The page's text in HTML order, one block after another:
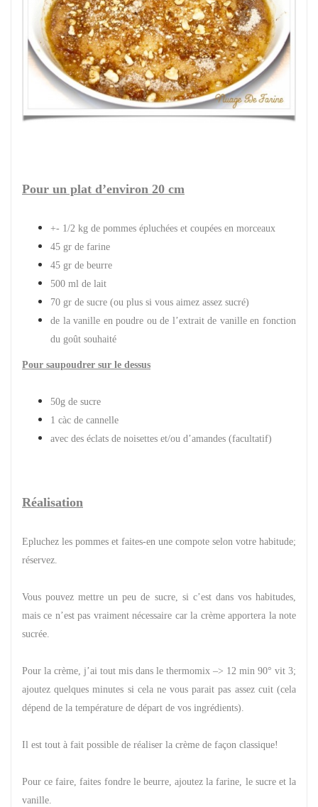
Pour un plat d’environ 20 cm
+- 1/2 kg de pommes épluchées et coupées en morceaux
45 gr de farine
45 gr de beurre
500 ml de lait
70 gr de sucre (ou plus si vous aimez assez sucré)
de la vanille en poudre ou de l’extrait de vanille en fonction
du goût souhaité
Pour saupoudrer sur le dessus
50g de sucre
1 càc de cannelle
avec des éclats de noisettes et/ou d’amandes (facultatif)
Réalisation
Epluchez les pommes et faites-en une compote selon votre habitude;
réservez.
Vous pouvez mettre un peu de sucre, si c’est dans vos habitudes,
mais ce n’est pas vraiment nécessaire car la crème apportera la note
sucrée.
Pour la crème, j’ai tout mis dans le thermomix –> 12 min 90° vit 3;
ajoutez quelques minutes si cela ne vous parait pas assez cuit (cela
dépend de la température de départ de vos ingrédients).
Il est tout à fait possible de réaliser la crème de façon classique!
Pour ce faire, faites fondre le beurre, ajoutez la farine, le sucre et la
vanille.